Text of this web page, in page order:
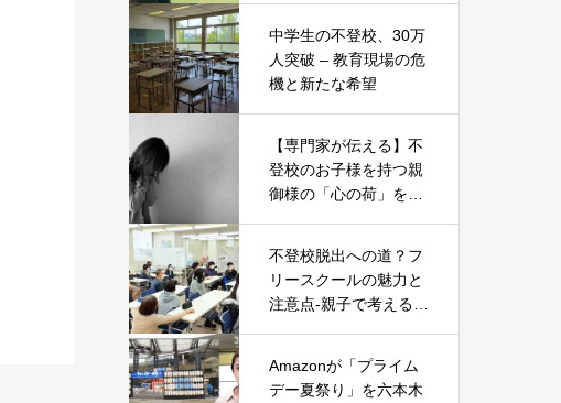
中学生の不登校、30万
人突破 – 教育現場の危
機と新たな希望
【専門家が伝える】不
登校のお子様を持つ親
御様の「心の荷」を軽
不登校脱出への道？フ
リースクールの魅力と
注意点-親子で考える新
Amazonが「プライム
デー夏祭り」を六本木